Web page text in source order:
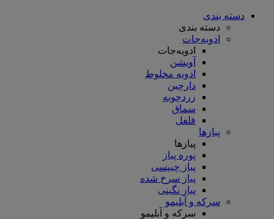
دسته بندی
دسته بندی
ادویه‌جات
ادویه‌جات
آویشن
ادویه مخلوط
دارچین
زردچوبه
سماق
فلفل
پیازها
پیازها
پوره پیاز
پیاز چیپسی
پیاز سرخ شده
پیاز نگینی
سرکه و آبلیمو
سرکه و آبلیمو